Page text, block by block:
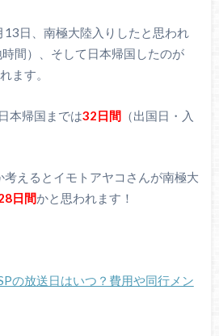
日、南極大陸入りしたと思われ
間）、そして日本帰国したのが
ます。
本帰国までは32日間（出国日・入
えるとイモトアヤコさんが南極大
日間かと思われます！
の放送日はいつ？費用や同行メン